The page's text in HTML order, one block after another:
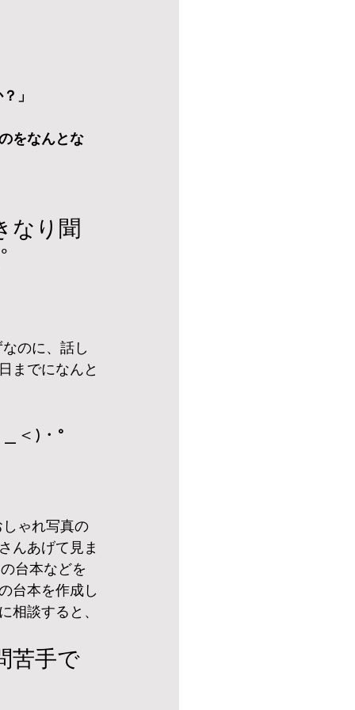
」
をなんとな
なり聞
のに、話し
までになんと
＜)・°
ゃれ写真の
んあげて見ま
台本などを
台本を作成し
相談すると、
苦手で